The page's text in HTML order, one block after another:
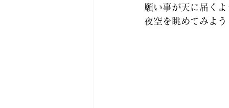
願い事が天に届くよ
夜空を眺めてみよう